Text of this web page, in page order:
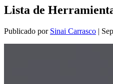
Lista de
Publicado por Sinai Carrasco |